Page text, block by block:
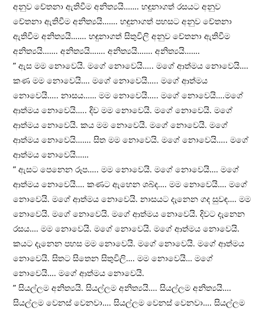
අනුව චේතනා ඇතිවීම අනිත්‍යයි……. හඳුනාගත් රසයට අනුව
චේතනා ඇතිවීම අනිත්‍යයි……. හඳුනාගත් පහසට අනුව චේතනා
ඇතිවීම අනිත්‍යයි……. හඳුනාගත් සිතුවිලි අනුව චේතනා ඇතිවීම
අනිත්‍යයි……. අනිත්‍යයි……. අනිත්‍යයි……. අනිත්‍යයි…….
” ඇස මම නොවෙයි. මගේ නොවෙයි….. මගේ ආත්මය නොවෙයි….
කණ මම නොවෙයි…. මගේ නොවෙයි….. මගේ ආත්මය
නොවෙයි….. නාසය…… මම නොවෙයි….. මගේ නොවෙයි….මගේ
ආත්මය නොවෙයි….. දිව මම නොවෙයි. මගේ නොවෙයි. මගේ
ආත්මය නොවෙයි. කය මම නොවෙයි. මගේ නොවෙයි. මගේ
ආත්මය නොවෙයි……. සිත මම නොවෙයි. මගේ නොවෙයි….. මගේ
ආත්මය නොවෙයි……
” ඇසට පෙනෙන රූප….. මම නොවෙයි. මගේ නොවෙයි…. මගේ
ආත්මය නොවෙයි…. කණට ඇහෙන ශබ්ද…. මම නොවෙයි…. මගේ
නොවෙයි. මගේ ආත්මය නොවෙයි. නාසයට දැනෙන ගද සුවඳ…. මම
නොවෙයි. මගේ නොවෙයි. මගේ ආත්මය නොවෙයි. දිවට දැනෙන
රසය…. මම නොවෙයි. මගේ නොවෙයි. මගේ ආත්මය නොවෙයි.
කයට දැනෙන පහස මම නොවෙයි. මගේ නොවෙයි. මගේ ආත්මය
නොවෙයි. සිතට සිතෙන සිතුවිලි…. මම නොවෙයි… මගේ
නොවෙයි…. මගේ ආත්මය නොවෙයි.
” සියල්ලම අනිත්‍යයි. සියල්ලම අනිත්‍යයි…. සියල්ලම අනිත්‍යයි….
සියල්ලම වෙනස් වෙනවා…. සියල්ලම වෙනස් වෙනවා…. සියල්ලම